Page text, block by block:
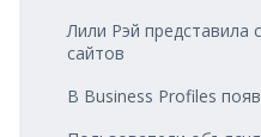
Лили Рэй представила
сайтов
В Business Profiles